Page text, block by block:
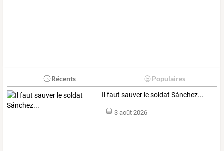
Récents Populaires
Il faut sauver le soldat Sánchez...
3 août 2026